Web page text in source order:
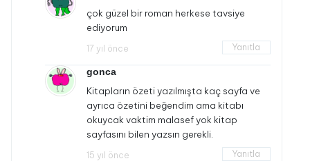
çok güzel bir roman herkese tavsiye
ediyorum
17 yıl önce Yanıtla
gonca
Kitapların özeti yazılmışta kaç sayfa ve
ayrıca özetini beğendim ama kitabı
okuycak vaktim malasef yok kitap
sayfasını bilen yazsın gerekli.
15 yıl önce Yanıtla